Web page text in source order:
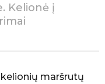
Kelionė į
maršrutų